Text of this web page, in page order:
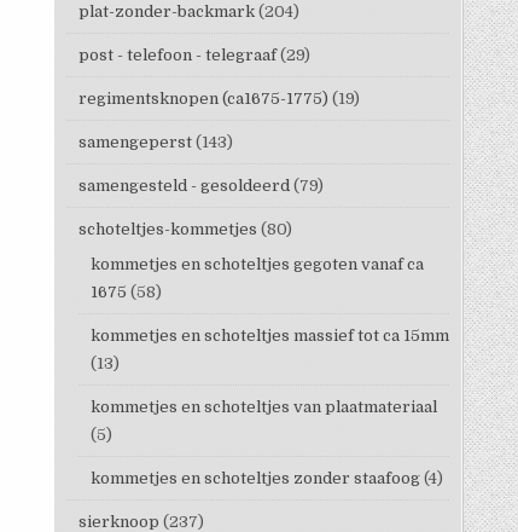
plat-zonder-backmark (204)
post - telefoon - telegraaf (29)
regimentsknopen (ca1675-1775) (19)
samengeperst (143)
samengesteld - gesoldeerd (79)
schoteltjes-kommetjes (80)
kommetjes en schoteltjes gegoten vanaf ca
1675 (58)
kommetjes en schoteltjes massief tot ca 15mm
(13)
kommetjes en schoteltjes van plaatmateriaal
(5)
kommetjes en schoteltjes zonder staafoog (4)
sierknoop (237)